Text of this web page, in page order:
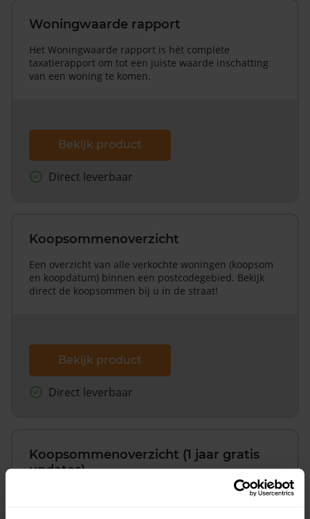
Woningwaarde rapport
Het Woningwaarde rapport is hét complete
taxatierapport om tot een juiste waarde inschatting
van een woning te komen.
Bekijk product
Direct leverbaar
Koopsommenoverzicht
Een overzicht van alle verkochte woningen (koopsom
en koopdatum) binnen een postcodegebied. Bekijk
direct de koopsommen bij u in de straat!
Bekijk product
Direct leverbaar
Koopsommenoverzicht (1 jaar gratis
updates)